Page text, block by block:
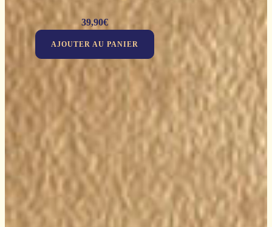
39,90€
AJOUTER AU PANIER